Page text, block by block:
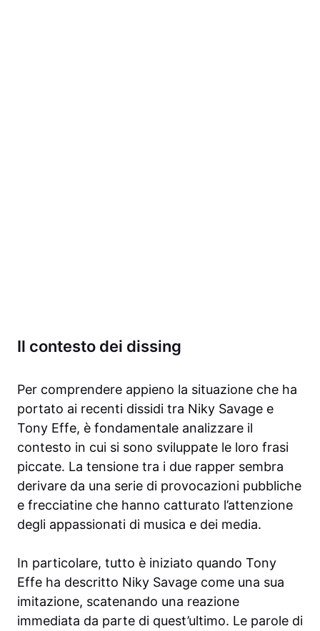
Il contesto dei dissing
Per comprendere appieno la situazione che ha
portato ai recenti dissidi tra Niky Savage e
Tony Effe, è fondamentale analizzare il
contesto in cui si sono sviluppate le loro frasi
piccate. La tensione tra i due rapper sembra
derivare da una serie di provocazioni pubbliche
e frecciatine che hanno catturato l’attenzione
degli appassionati di musica e dei media.
In particolare, tutto è iniziato quando Tony
Effe ha descritto Niky Savage come una sua
imitazione, scatenando una reazione
immediata da parte di quest’ultimo. Le parole di